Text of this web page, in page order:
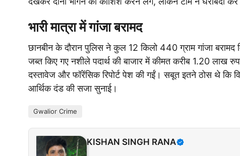
भारी मात्रा में गांजा बरामद
छानबीन के दौरान पुलिस ने कुल 12 किलो 440 ग्राम गांजा
जब्त किए गए नशीले पदार्थ की बाजार में कीमत करीब 1.20 लाख
दस्तावेज और फॉरेंसिक रिपोर्ट पेश की गईं। सबूत इतने ठोस थे कि
आर्थिक दंड की सजा सुनाई।
Gwalior Crime
KISHAN SINGH RANA